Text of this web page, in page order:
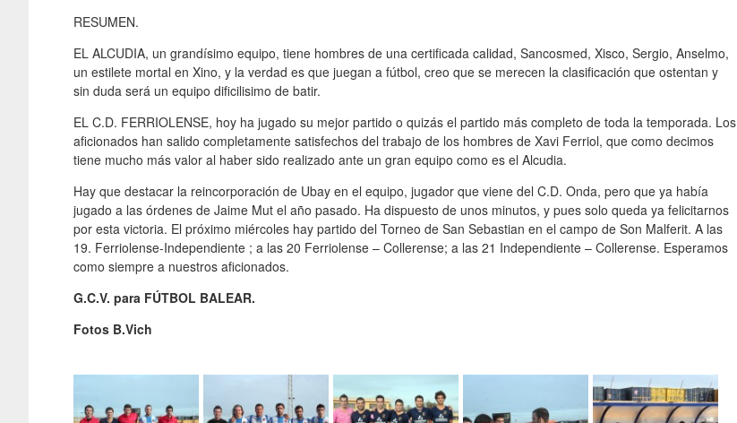
RESUMEN.
EL ALCUDIA, un grandísimo equipo, tiene hombres de una certificada calidad, Sancosmed, Xisco, Sergio, Anselmo,
un estilete mortal en Xino, y la verdad es que juegan a fútbol, creo que se merecen la clasificación que ostentan y
sin duda será un equipo dificilisimo de batir.
EL C.D. FERRIOLENSE, hoy ha jugado su mejor partido o quizás el partido más completo de toda la temporada. Los
aficionados han salido completamente satisfechos del trabajo de los hombres de Xavi Ferriol, que como decimos
tiene mucho más valor al haber sido realizado ante un gran equipo como es el Alcudia.
Hay que destacar la reincorporación de Ubay en el equipo, jugador que viene del C.D. Onda, pero que ya había
jugado a las órdenes de Jaime Mut el año pasado. Ha dispuesto de unos minutos, y pues solo queda ya felicitarnos
por esta victoria. El próximo miércoles hay partido del Torneo de San Sebastian en el campo de Son Malferit. A las
19. Ferriolense-Independiente ; a las 20 Ferriolense – Collerense; a las 21 Independiente – Collerense. Esperamos
como siempre a nuestros aficionados.
G.C.V. para FÚTBOL BALEAR.
Fotos B.Vich